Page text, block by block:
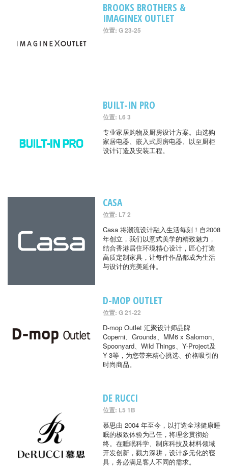
BROOKS BROTHERS &
IMAGINEX OUTLET
位置: G 23-25
BUILT-IN PRO
位置: L6 3
专业家居购物及厨房设计方案。由选购
家居电器、嵌入式厨房电器、以至厨柜
设计订造及安装工程。
CASA
位置: L7 2
Casa 将潮流设计融入生活每刻！自2008
年创立，我们以意式美学的精致魅力，
结合香港居住环境精心设计，匠心打造
高质定制家具，让每件作品都成为生活
与设计的完美延伸。
D-MOP OUTLET
位置: G 21-22
D-mop Outlet 汇聚设计师品牌
Coperni、Grounds、MM6 x Salomon、
Spoonyard、Wild Things、Y-Project及
Y-3等，为您带来精心挑选、价格吸引的
时尚商品。
DE RUCCI
位置: L5 1B
慕思由 2004 年至今，以打造全球健康睡
眠的极致体验为己任，将理念贯彻始
终。在睡眠科学、制床科技及材料领域
开发创新，戮力深耕，设计多元化的寝
具，务必满足客人不同的需求。